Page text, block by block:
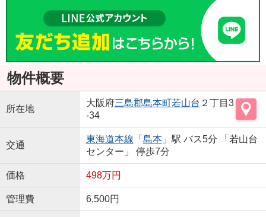
物件概要
所在地
大阪府三島郡島本町若山台 ２丁目3
-34
交通
東海道本線 「 島本」駅 バス5分 「若山台
センター」 停歩7分
価格 498万円
管理費 6,500円